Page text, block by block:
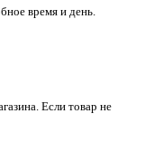
время и день.
Если товар не